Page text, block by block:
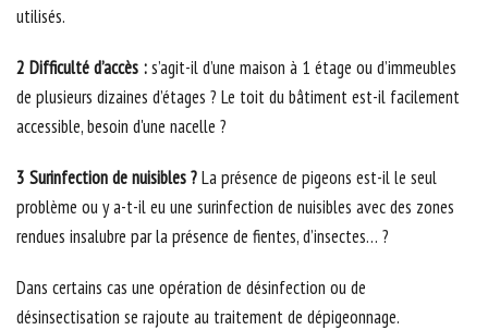
utilisés.
2 Difficulté d’accès :s’agit-il d’une maison à 1 étage ou d’immeubles
de plusieurs dizaines d’étages ? Le toit du bâtiment est-il facilement
accessible, besoin d'une nacelle ?
3 Surinfection de nuisibles ?La présence de pigeons est-il le seul
problème ou y a-t-il eu une surinfection de nuisibles avec des zones
rendues insalubre par la présence de fientes, d’insectes… ?
Dans certains cas une opération de désinfection ou de
désinsectisation se rajoute au traitement de dépigeonnage.